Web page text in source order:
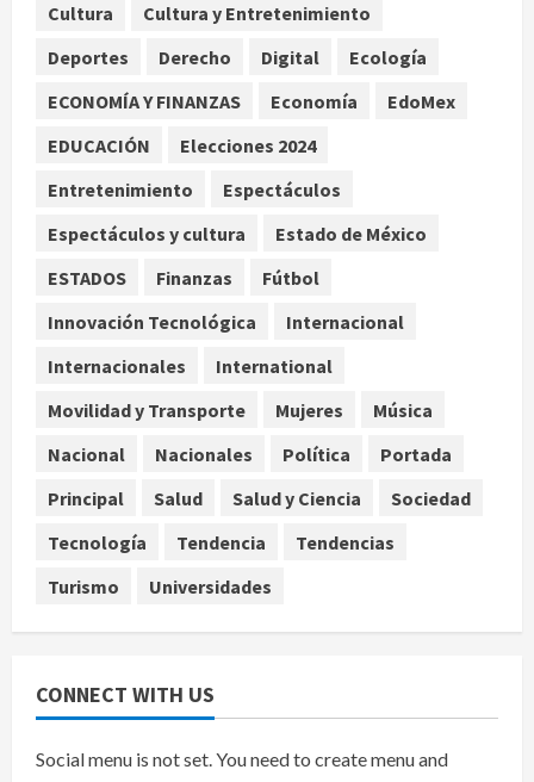
años de enfrentamientos
agosto 8, 2026
Brandon Clarke por consumo de
heroína y cocaína
4
Estados Unidos reanuda
aguacate desde México
agosto 8, 2026
Rolex al equipo de Junior H en el
AICM
Cultura
Cultura y Entretenimiento
Deportes
Derecho Digital
Ecología
ECONOMÍA Y FINANZAS
Economía
EdoMex
EDUCACIÓN
Elecciones 2024
Entretenimiento
Espectáculos
Espectáculos y cultura
Estado de México
ESTADOS
Finanzas
Fútbol
Innovación Tecnológica
Internacional
Internacionales
International
Movilidad y Transporte
Mujeres
Música
Nacional
Nacionales Política
Portada
Principal
Salud Salud y Ciencia
Sociedad
Tecnología
Tendencia
Tendencias
Turismo
Universidades
CONNECT WITH US
Social menu is not set. You need to create menu and